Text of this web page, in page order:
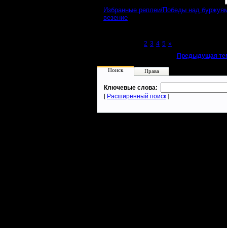
Избранные реплеи/Победы над
везение
2 3 4 5 »
Предыдущая
Поиск Права
Ключевые слова:
[ Расширенный поиск ]